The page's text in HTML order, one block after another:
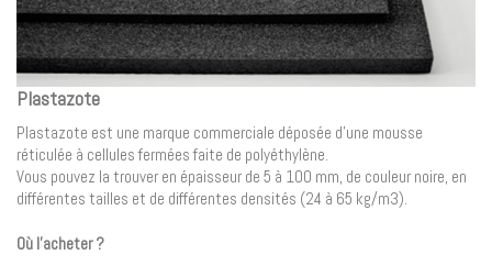
Plastazote
Plastazote est une marque commerciale déposée d’une mousse
réticulée à cellules fermées faite de polyéthylène.
Vous pouvez la trouver en épaisseur de 5 à 100 mm, de couleur noire, en
différentes tailles et de différentes densités (24 à 65 kg/m3).
Où l’acheter ?